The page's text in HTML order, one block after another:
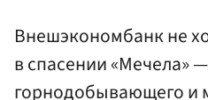
Внешэкономбанк не
в спасении «Мечела»
горнодобывающего и